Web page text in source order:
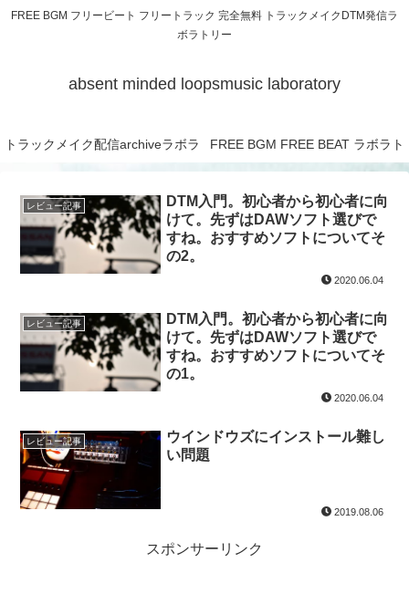
FREE BGM フリービート フリートラック 完全無料 トラックメイクDTM発信ラ
ボラトリー
absent minded loopsmusic laboratory
トラックメイク配信archiveラボラ FREE BGM FREE BEAT ラボラト
レビュー記事
DTM入門。初心者から初心者に向
けて。先ずはDAWソフト選びで
すね。おすすめソフトについてそ
の2。
2020.06.04
レビュー記事
DTM入門。初心者から初心者に向
けて。先ずはDAWソフト選びで
すね。おすすめソフトについてそ
の1。
2020.06.04
レビュー記事
ウインドウズにインストール難し
い問題
2019.08.06
スポンサーリンク